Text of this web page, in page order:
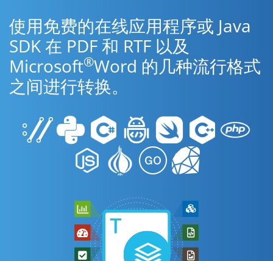
使用免费的在线应用程序或 Java
SDK 在 PDF 和 RTF 以及
Microsoft®Word 的几种流行格式
之间进行转换。